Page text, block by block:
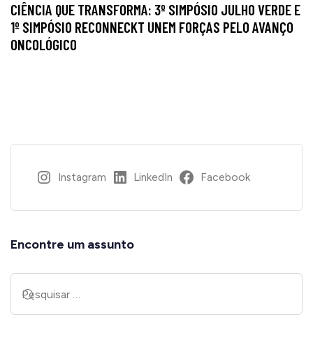
CIÊNCIA QUE TRANSFORMA: 3º SIMPÓSIO JULHO VERDE E
1º SIMPÓSIO RECONNECKT UNEM FORÇAS PELO AVANÇO
ONCOLÓGICO
Instagram LinkedIn Facebook
Encontre um assunto